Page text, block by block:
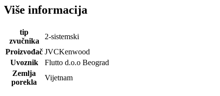
Više informacija
tip
zvučnika
2-sistemski
Proizvođač JVCKenwood
Uvoznik
Flutto d.o.o Beograd
Zemlja
porekla
Vijetnam